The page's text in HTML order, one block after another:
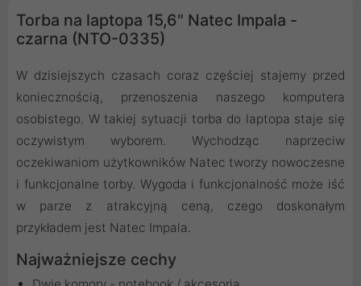
Torba na laptopa 15,6" Natec Impala -
czarna (NTO-0335)
W dzisiejszych czasach coraz częściej stajemy przed
koniecznością, przenoszenia naszego komputera
osobistego. W takiej sytuacji torba do laptopa staje się
oczywistym wyborem. Wychodząc naprzeciw
oczekiwaniom użytkowników Natec tworzy nowoczesne
i funkcjonalne torby. Wygoda i funkcjonalność może iść
w parze z atrakcyjną ceną, czego doskonałym
przykładem jest Natec Impala.
Najważniejsze cechy